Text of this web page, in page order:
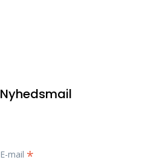
Nyhedsmail
E-mail *